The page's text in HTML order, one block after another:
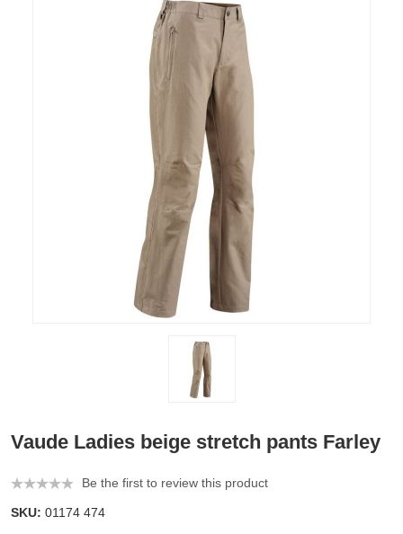
Vaude Ladies beige stretch pants Farley
Be the first to review this product
SKU: 01174 474